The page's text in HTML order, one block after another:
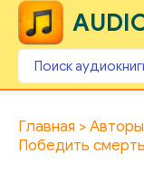
Главная
Авторы
Победить